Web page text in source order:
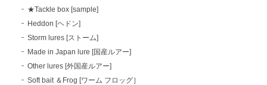
★Tackle box [sample]
Heddon [ヘドン]
Storm lures [ストーム]
Made in Japan lure [国産ルアー]
Other lures [外国産ルアー]
Soft bait ＆Frog [ワーム フロッグ］